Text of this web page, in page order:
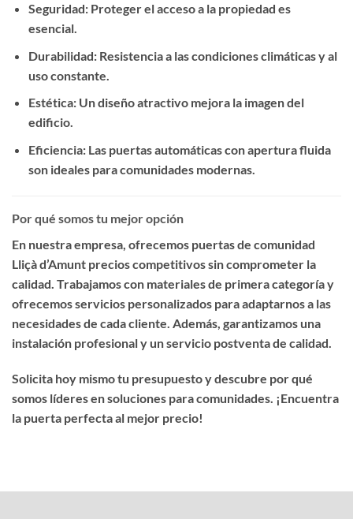
Seguridad: Proteger el acceso a la propiedad es
esencial.
Durabilidad: Resistencia a las condiciones climáticas y al
uso constante.
Estética: Un diseño atractivo mejora la imagen del
edificio.
Eficiencia: Las puertas automáticas con apertura fluida
son ideales para comunidades modernas.
Por qué somos tu mejor opción
En nuestra empresa, ofrecemos puertas de comunidad
Lliçà d’Amunt precios competitivossin comprometer la
calidad. Trabajamos con materiales de primera categoría y
ofrecemos servicios personalizados para adaptarnos a las
necesidades de cada cliente. Además, garantizamos una
instalación profesional y un servicio postventa de calidad.
Solicita hoy mismo tu presupuesto y descubre por qué
somos líderes en soluciones para comunidades. ¡Encuentra
la puerta perfecta al mejor precio!